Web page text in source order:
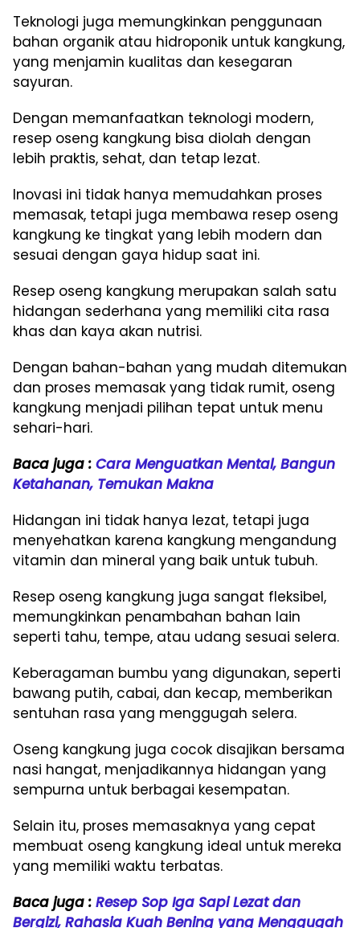
Teknologi juga memungkinkan penggunaan
bahan organik atau hidroponik untuk kangkung,
yang menjamin kualitas dan kesegaran
sayuran.
Dengan memanfaatkan teknologi modern,
resep oseng kangkung bisa diolah dengan
lebih praktis, sehat, dan tetap lezat.
Inovasi ini tidak hanya memudahkan proses
memasak, tetapi juga membawa resep oseng
kangkung ke tingkat yang lebih modern dan
sesuai dengan gaya hidup saat ini.
Resep oseng kangkung merupakan salah satu
hidangan sederhana yang memiliki cita rasa
khas dan kaya akan nutrisi.
Dengan bahan-bahan yang mudah ditemukan
dan proses memasak yang tidak rumit, oseng
kangkung menjadi pilihan tepat untuk menu
sehari-hari.
Baca juga : Cara Menguatkan Mental, Bangun
Ketahanan, Temukan Makna
Hidangan ini tidak hanya lezat, tetapi juga
menyehatkan karena kangkung mengandung
vitamin dan mineral yang baik untuk tubuh.
Resep oseng kangkung juga sangat fleksibel,
memungkinkan penambahan bahan lain
seperti tahu, tempe, atau udang sesuai selera.
Keberagaman bumbu yang digunakan, seperti
bawang putih, cabai, dan kecap, memberikan
sentuhan rasa yang menggugah selera.
Oseng kangkung juga cocok disajikan bersama
nasi hangat, menjadikannya hidangan yang
sempurna untuk berbagai kesempatan.
Selain itu, proses memasaknya yang cepat
membuat oseng kangkung ideal untuk mereka
yang memiliki waktu terbatas.
Baca juga : Resep Sop Iga Sapi Lezat dan
Bergizi, Rahasia Kuah Bening yang Menggugah